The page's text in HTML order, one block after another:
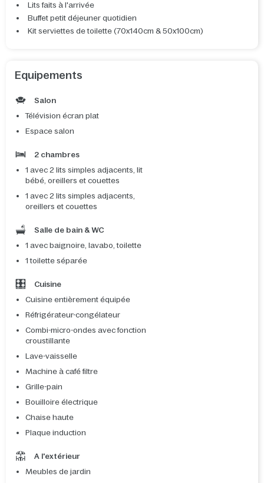
Lits faits à l'arrivée
Buffet petit déjeuner quotidien
Kit serviettes de toilette (70x140cm & 50x100cm)
Equipements
Salon
Télévision écran plat
Espace salon
2 chambres
1 avec 2 lits simples adjacents, lit
bébé, oreillers et couettes
1 avec 2 lits simples adjacents,
oreillers et couettes
Salle de bain & WC
1 avec baignoire, lavabo, toilette
1 toilette séparée
Cuisine
Cuisine entièrement équipée
Réfrigérateur-congélateur
Combi-micro-ondes avec fonction
croustillante
Lave-vaisselle
Machine à café filtre
Grille-pain
Bouilloire électrique
Chaise haute
Plaque induction
A l'extérieur
Meubles de jardin